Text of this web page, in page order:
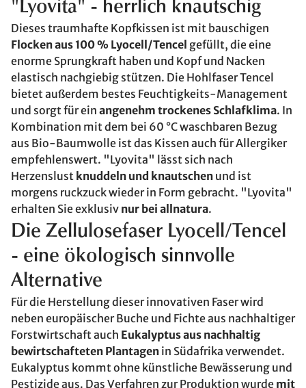
"Lyovita" - herrlich knautschig
Dieses traumhafte Kopfkissen ist mit bauschigen
Flocken aus 100 % Lyocell/Tencel gefüllt, die eine
enorme Sprungkraft haben und Kopf und Nacken
elastisch nachgiebig stützen. Die Hohlfaser Tencel
bietet außerdem bestes Feuchtigkeits-Management
und sorgt für ein angenehm trockenes Schlafklima. In
Kombination mit dem bei 60 °C waschbaren Bezug
aus Bio-Baumwolle ist das Kissen auch für Allergiker
empfehlenswert. "Lyovita" lässt sich nach
Herzenslust knuddeln und knautschen und ist
morgens ruckzuck wieder in Form gebracht. "Lyovita"
erhalten Sie exklusiv nur bei allnatura.
Die Zellulosefaser Lyocell/Tencel
- eine ökologisch sinnvolle
Alternative
Für die Herstellung dieser innovativen Faser wird
neben europäischer Buche und Fichte aus nachhaltiger
Forstwirtschaft auch Eukalyptus aus nachhaltig
bewirtschafteten Plantagen in Südafrika verwendet.
Eukalyptus kommt ohne künstliche Bewässerung und
Pestizide aus. Das Verfahren zur Produktion wurde mit